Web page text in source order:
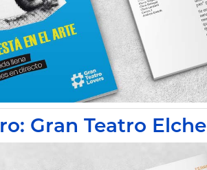
Gran Teatro Elche